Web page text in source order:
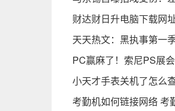
财达财日升电脑下载网
天天热文：黑执事第一
PC赢麻了！索尼PS展
小天才手表关机了怎么
考勤机如何链接网络 考